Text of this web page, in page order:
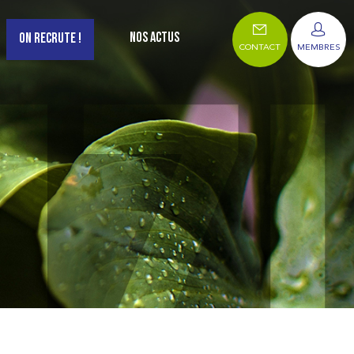
ON RECRUTE ! NOS ACTUS
CONTACT MEMBRES